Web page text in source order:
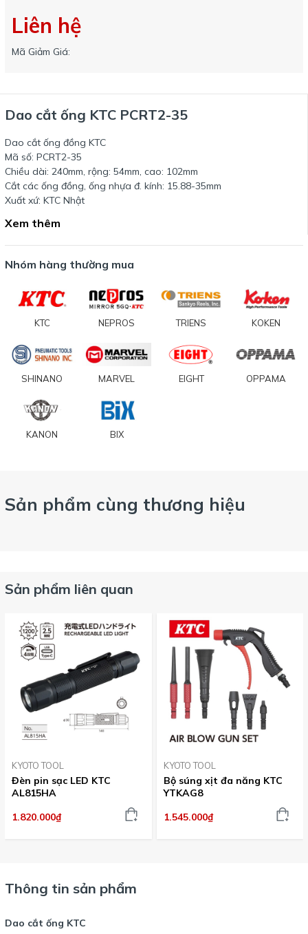
Liên hệ
Mã Giảm Giá:
Dao cắt ống KTC PCRT2-35
Dao cắt ống đồng KTC
Mã số: PCRT2-35
Chiều dài: 240mm, rộng: 54mm, cao: 102mm
Cắt các ống đồng, ống nhựa đ. kính: 15.88-35mm
Xuất xứ: KTC Nhật
Xem thêm
Nhóm hàng thường mua
KTC NEPROS TRIENS KOKEN
SHINANO MARVEL EIGHT OPPAMA
KANON BIX
Sản phẩm cùng thương hiệu
Sản phẩm liên quan
KYOTO TOOL
Đèn pin sạc LED KTC
AL815HA
1.820.000₫
KYOTO TOOL
Bộ súng xịt đa năng KTC
YTKAG8
1.545.000₫
Thông tin sản phẩm
Dao cắt ống KTC